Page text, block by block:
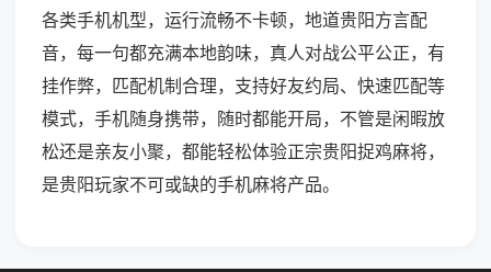
各类手机机型，运行流畅不卡顿，地道贵阳方言配
音，每一句都充满本地韵味，真人对战公平公正，有
挂作弊，匹配机制合理，支持好友约局、快速匹配等
模式，手机随身携带，随时都能开局，不管是闲暇放
松还是亲友小聚，都能轻松体验正宗贵阳捉鸡麻将，
是贵阳玩家不可或缺的手机麻将产品。